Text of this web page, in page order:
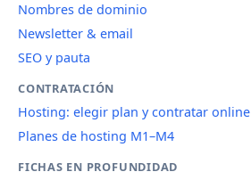
Nombres de dominio
Newsletter & email
SEO y pauta
CONTRATACIÓN
Hosting: elegir plan y contratar online
Planes de hosting M1–M4
FICHAS EN PROFUNDIDAD